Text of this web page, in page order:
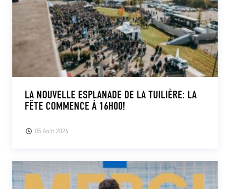
CONTACT
ACTUALITÉS
LS E-SHOP
LS ACADEMY CAMPS
MATCH DES CELEBRITES
05 Août 2026
LA NOUVELLE ESPLANADE DE LA TUILIÈRE: LA
FÊTE COMMENCE À 16H00!